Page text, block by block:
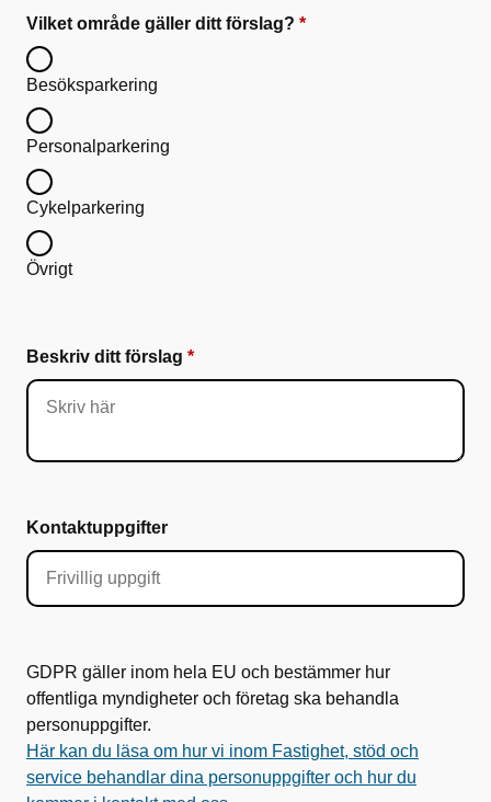
Vilket område gäller ditt förslag?
Besöksparkering
Personalparkering
Cykelparkering
Övrigt
Beskriv ditt förslag
Kontaktuppgifter
GDPR gäller inom hela EU och bestämmer hur
offentliga myndigheter och företag ska behandla
personuppgifter.
Här kan du läsa om hur vi inom Fastighet, stöd och
service behandlar dina personuppgifter och hur du